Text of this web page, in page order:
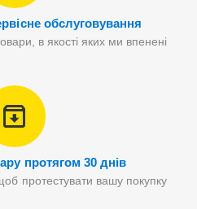
обслуговування
в якості яких ми впенені
протягом 30 днів
протестувати вашу покупку